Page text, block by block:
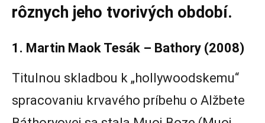
rôznych jeho tvorivých období.
1. Martin Maok Tesák – Bathory (2008)
Titulnou skladbou k „hollywoodskemu“
spracovaniu krvavého príbehu o Alžbete